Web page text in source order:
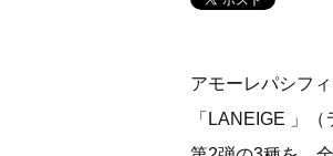
アモーレパシフ
「LANEIGE 」